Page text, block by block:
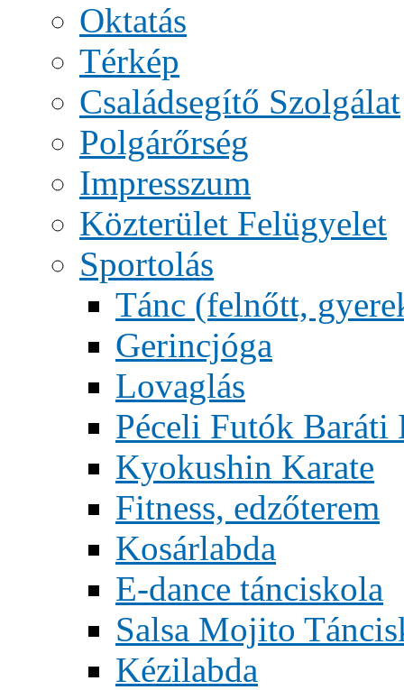
Oktatás
Térkép
Családsegítő Szolgálat
Polgárőrség
Impresszum
Közterület Felügyelet
Sportolás
Tánc (felnőtt,
Gerincjóga
Lovaglás
Péceli Futók Baráti
Kyokushin Karate
Fitness, edzőterem
Kosárlabda
E-dance tánciskola
Salsa Mojito
Kézilabda